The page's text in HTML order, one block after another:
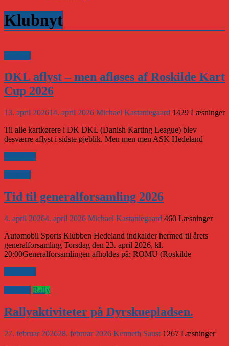
Klubnyt
DKL aflyst – men afløses af Roskilde Kart
Cup 2026
13. april 202614. april 2026 Michael Kastaniegaard 1429 Læsninger
Til alle kartkørere i DK DKL (Danish Karting League) blev
desværre aflyst i sidste øjeblik. Men men men ASK Hedeland
Tid til generalforsamling 2026
4. april 20264. april 2026 Michael Kastaniegaard 460 Læsninger
Automobil Sports Klubben Hedeland indkalder hermed til årets
generalforsamling Torsdag den 23. april 2026, kl.
20:00Generalforsamlingen afholdes på: ROMU (Roskilde
Rally
Rallyaktiviteter på Dyrskuepladsen.
27. februar 202628. februar 2026 Kenneth Saust 1267 Læsninger